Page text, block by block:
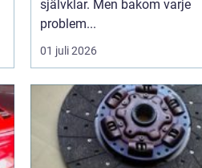
självklar. Men bakom varje
problem...
01 juli 2026